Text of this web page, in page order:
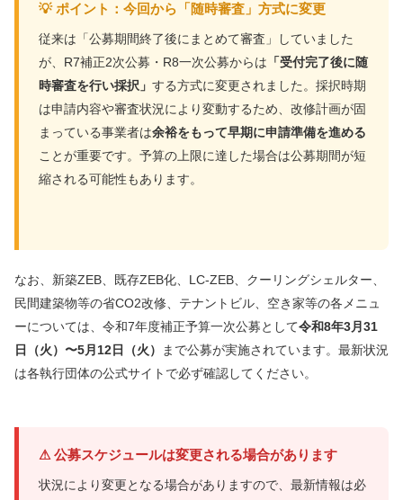
💡 ポイント：今回から「随時審査」方式に変更
従来は「公募期間終了後にまとめて審査」していました
が、R7補正2次公募・R8一次公募からは 「受付完了後に随
時審査を行い採択」 する方式に変更されました。採択時期
は申請内容や審査状況により変動するため、改修計画が固
まっている事業者は余裕をもって早期に申請準備を進める
ことが重要です。予算の上限に達した場合は公募期間が短
縮される可能性もあります。
なお、新築ZEB、既存ZEB化、LC-ZEB、クーリングシェルター、
民間建築物等の省CO2改修、テナントビル、空き家等の各メニュ
ーについては、令和7年度補正予算一次公募として令和8年3月31
日（火）〜5月12日（火）
まで公募が実施されています。最新状況
は各執行団体の公式サイトで必ず確認してください。
⚠ 公募スケジュールは変更される場合があります
状況により変更となる場合がありますので、最新情報は必